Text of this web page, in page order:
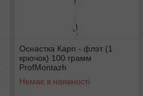
Оснастка Карп - флэт (1
крючок) 100 грамм
ProfMontazh
Немає в наявності